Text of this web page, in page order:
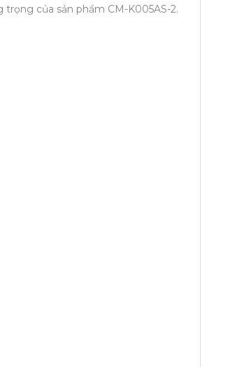
của sản phẩm CM-K005AS-2.